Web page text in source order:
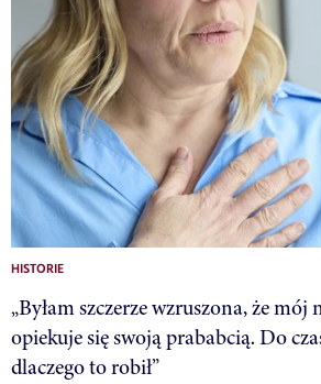
HISTORIE
„Byłam szczerze wzruszona, że
opiekuje się swoją prababcią. Do
dlaczego to robił”